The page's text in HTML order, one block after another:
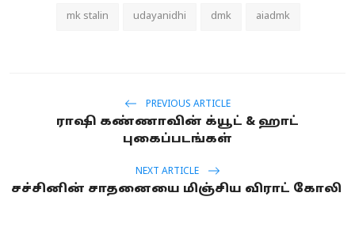
mk stalin udayanidhi dmk aiadmk
PREVIOUS ARTICLE
ராஷி கண்ணாவின் க்யூட் & ஹாட்
புகைப்படங்கள்
NEXT ARTICLE
சச்சினின் சாதனையை மிஞ்சிய விராட் கோலி